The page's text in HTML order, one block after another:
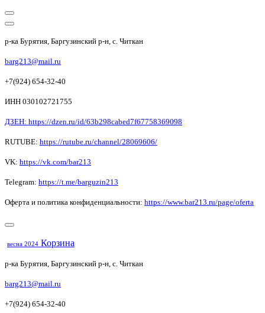
р-ка Бурятия, Баргузинский р-н, с. Читкан
barg213@mail.ru
+7(924) 654-32-40
ИНН 030102721755
ДЗЕН: https://dzen.ru/id/63b298cabed7f67758369098
RUTUBE: https://rutube.ru/channel/28069606/
VK: https://vk.com/bar213
Telegram: https://t.me/barguzin213
Оферта и политика конфиденциальности: https://www.bar213.ru/page/oferta
весна 2024 Корзина
р-ка Бурятия, Баргузинский р-н, с. Читкан
barg213@mail.ru
+7(924) 654-32-40